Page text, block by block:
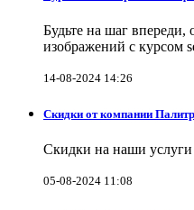
Будьте на шаг
изображений с курсом
14-08-2024 14:26
Скидки от компании
Скидки на наши услуги
05-08-2024 11:08